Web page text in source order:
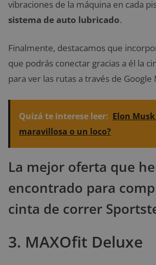
vibraciones de la máquina en cada
sistema de auto lubricado.
Finalmente, destacamos que
que podrás conectar gracias a él la
para ver las rutas a través de Google
Quizá te interese leer: Elon
maravillosa o un loco?
La mejor oferta que
encontrado para
cinta de correr
3. MAXOfit Deluxe